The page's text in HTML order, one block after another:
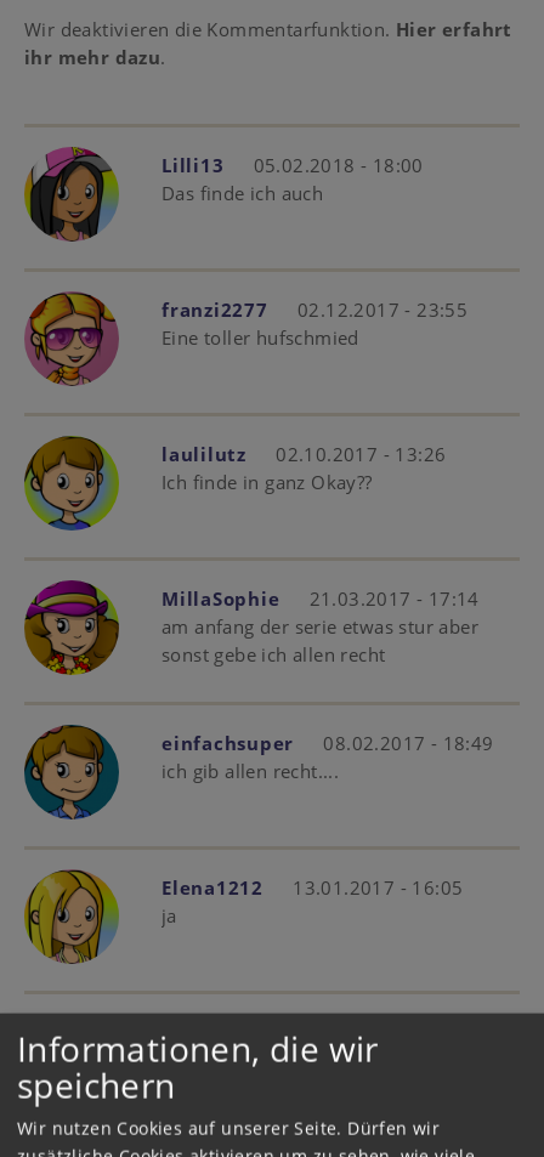
Wir deaktivieren die Kommentarfunktion. Hier erfahrt
ihr mehr dazu.
Lilli13
05.02.2018 - 18:00
Das finde ich auch
franzi2277
02.12.2017 - 23:55
Eine toller hufschmied
laulilutz
02.10.2017 - 13:26
Ich finde in ganz Okay??
MillaSophie
21.03.2017 - 17:14
am anfang der serie etwas stur aber
sonst gebe ich allen recht
einfachsuper
08.02.2017 - 18:49
ich gib allen recht....
Elena1212
13.01.2017 - 16:05
ja
hexenpauli
13.11.2016 - 17:21
finde ich auch
Informationen, die wir
speichern
Wir nutzen Cookies auf unserer Seite. Dürfen wir